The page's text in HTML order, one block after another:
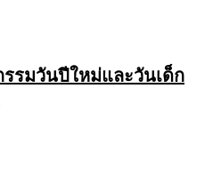
รมวันปีใหม่และวันเด็ก